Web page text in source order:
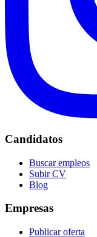
Candidatos
Buscar empleos
Subir CV
Blog
Empresas
Publicar oferta